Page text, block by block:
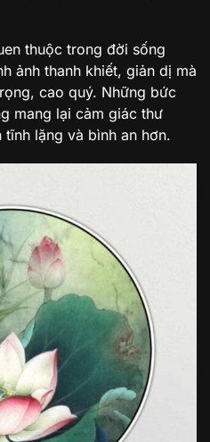
thuộc trong đời sống
ảnh thanh khiết, giản dị mà
cao quý. Những bức
mang lại cảm giác thư
lặng và bình an hơn.